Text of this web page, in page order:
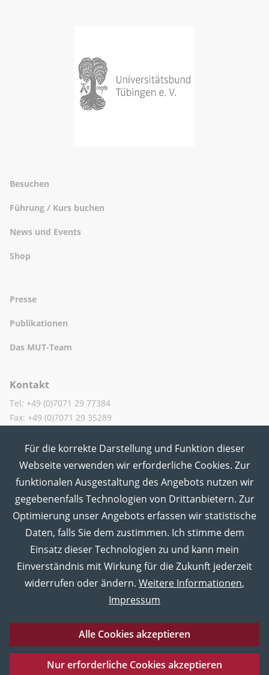
Besuchen
Führung / Kurs buchen
News und Events
Shop
Presse
Publikationen
Das MUT-Team
Kontakt
Tel: +49 (0)7071 29 77384
Fax: +49 (0)7071 29 35289
MUT in den Sozialen Medien
Eberhard Karls Universität Tübingen Impressum
Datenschutz Barrierefreiheitserklärung Sitemap
Für die korrekte Darstellung und Funktion dieser
Webseite verwenden wir erforderliche Cookies. Zur
funktionalen Ausgestaltung des Angebots nutzen wir
gegebenenfalls Technologien von Drittanbietern. Zur
Optimierung unser Angebots erfassen wir statistische
Daten, falls Sie dem zustimmen. Ich stimme dem
Einsatz dieser Technologien zu und kann mein
Einverständnis mit Wirkung für die Zukunft jederzeit
widerrufen oder ändern. Weitere Informationen,
Impressum
Alle Cookies akzeptieren
Nur erforderliche Cookies akzeptieren